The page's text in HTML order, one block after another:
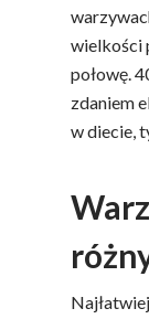
wielkości
połowę.
zdaniem
w diecie,